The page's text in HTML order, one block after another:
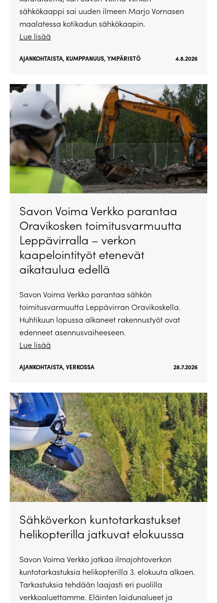
sähkökaappi sai uuden ilmeen Marjo Vornasen
maalatessa kotikadun sähkökaapin.
Lue lisää
AJANKOHTAISTA, KUMPPANUUS,YMPÄRISTÖ 4.8.2026
Savon Voima Verkko parantaa
Oravikosken toimitusvarmuutta
Leppävirralla – verkon
kaapelointityöt etenevät
aikataulua edellä
Savon Voima Verkko parantaa sähkön
toimitusvarmuutta Leppävirran Oravikoskella.
Huhtikuun lopussa alkaneet rakennustyöt ovat
edenneet asennusvaiheeseen.
Lue lisää
AJANKOHTAISTA,VERKOSSA 28.7.2026
Sähköverkon kuntotarkastukset
helikopterilla jatkuvat elokuussa
Savon Voima Verkko jatkaa ilmajohtoverkon
kuntotarkastuksia helikopterilla 3. elokuuta alkaen.
Tarkastuksia tehdään laajasti eri puolilla
verkkoaluettamme. Eläinten laidunalueet ja